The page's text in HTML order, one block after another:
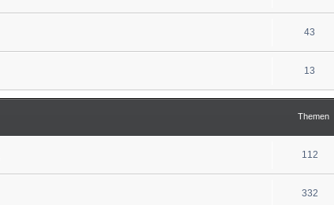
43
13
Themen
112
332